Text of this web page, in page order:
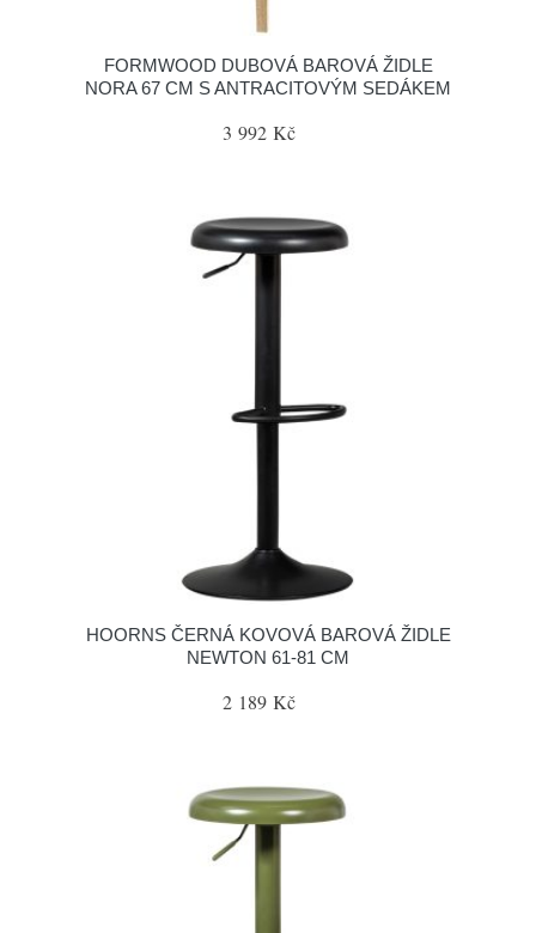
FORMWOOD DUBOVÁ BAROVÁ ŽIDLE
NORA 67 CM S ANTRACITOVÝM SEDÁKEM
3 992 Kč
HOORNS ČERNÁ KOVOVÁ BAROVÁ ŽIDLE
NEWTON 61-81 CM
2 189 Kč